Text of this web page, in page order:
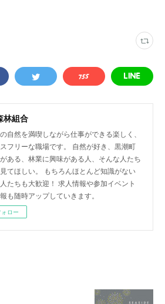
林組合
自然を満喫しながら仕事ができる楽しく、
フリーな職場です。 自然が好き、黒潮町
ある、林業に興味がある人、そんな人たち
てほしい。 もちろんほとんど知識がない
たちも大歓迎！ 求人情報や参加イベント
も随時アップしていきます。
ォロー